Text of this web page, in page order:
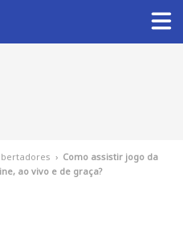
› Como assistir jogo da
ao vivo e de graça?